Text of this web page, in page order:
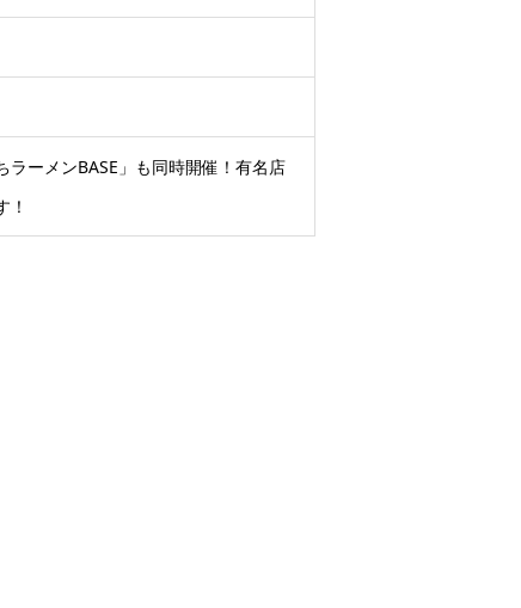
ーメンBASE」も同時開催！有名店